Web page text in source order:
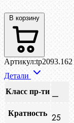
В корзину
Артикул:tp2093.162
Детали
Класс пр-ти —
Кратность 25